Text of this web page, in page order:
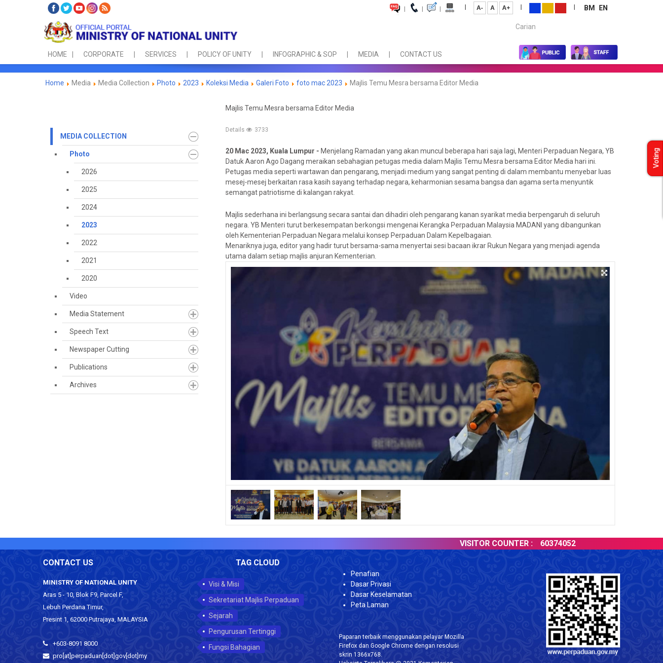
| | | | A- A A+ | | BM
EN
Carian...
HOME CORPORATE SERVICES POLICY OF UNITY INFOGRAPHIC & SOP MEDIA CONTACT US
Home Media Media Collection Photo 2023 Koleksi Media Galeri Foto foto mac 2023 Majlis Temu Mesra bersama Editor Media
MEDIA COLLECTION
Photo
2026
2025
2024
2023
2022
2021
2020
Video
Media Statement
Speech Text
Newspaper Cutting
Publications
Archives
Majlis Temu Mesra bersama Editor Media
Details 3733
20 Mac 2023, Kuala Lumpur - Menjelang Ramadan yang akan muncul beberapa hari saja lagi, Menteri Perpaduan Negara, YB
Datuk Aaron Ago Dagang meraikan sebahagian petugas media dalam Majlis Temu Mesra bersama Editor Media hari ini.
Petugas media seperti wartawan dan pengarang, menjadi medium yang sangat penting di dalam membantu menyebar luas
mesej-mesej berkaitan rasa kasih sayang terhadap negara, keharmonian sesama bangsa dan agama serta menyuntik
semangat patriotisme di kalangan rakyat.
Majlis sederhana ini berlangsung secara santai dan dihadiri oleh pengarang kanan syarikat media berpengaruh di seluruh
negara. YB Menteri turut berkesempatan berkongsi mengenai Kerangka Perpaduan Malaysia MADANI yang dibangunkan
oleh Kementerian Perpaduan Negara melalui konsep Perpaduan Dalam Kepelbagaian.
Menariknya juga, editor yang hadir turut bersama-sama menyertai sesi bacaan ikrar Rukun Negara yang menjadi agenda
utama dalam setiap majlis anjuran Kementerian.
VISITOR COUNTER : 60374052
CONTACT US
MINISTRY OF NATIONAL UNITY
Aras 5 - 10, Blok F9, Parcel F,
Lebuh Perdana Timur,
Presint 1, 62000 Putrajaya, MALAYSIA
+603-8091 8000
pro[at]perpaduan[dot]gov[dot]my
TAG CLOUD
Visi & Misi
Sekretariat Majlis Perpaduan
Sejarah
Pengurusan Tertinggi
Fungsi Bahagian
Penafian
Dasar Privasi
Dasar Keselamatan
Peta Laman
Paparan terbaik menggunakan pelayar Mozilla
Firefox dan Google Chrome dengan resolusi
skrin 1366x768.
Voting